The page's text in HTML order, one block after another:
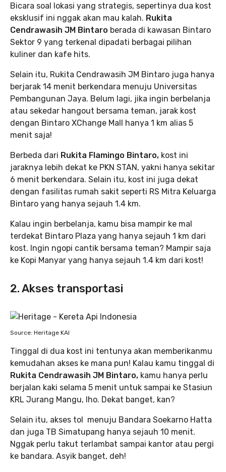
Bicara soal lokasi yang strategis, sepertinya dua kost
eksklusif ini nggak akan mau kalah. Rukita
Cendrawasih JM Bintaro berada di kawasan Bintaro
Sektor 9 yang terkenal dipadati berbagai pilihan
kuliner dan kafe hits.
Selain itu, Rukita Cendrawasih JM Bintaro juga hanya
berjarak 14 menit berkendara menuju Universitas
Pembangunan Jaya. Belum lagi, jika ingin berbelanja
atau sekedar hangout bersama teman, jarak kost
dengan Bintaro XChange Mall hanya 1 km alias 5
menit saja!
Berbeda dari Rukita Flamingo Bintaro, kost ini
jaraknya lebih dekat ke PKN STAN, yakni hanya sekitar
6 menit berkendara. Selain itu, kost ini juga dekat
dengan fasilitas rumah sakit seperti RS Mitra Keluarga
Bintaro yang hanya sejauh 1.4 km.
Kalau ingin berbelanja, kamu bisa mampir ke mal
terdekat Bintaro Plaza yang hanya sejauh 1 km dari
kost. Ingin ngopi cantik bersama teman? Mampir saja
ke Kopi Manyar yang hanya sejauh 1.4 km dari kost!
2. Akses transportasi
Source: Heritage KAI
Tinggal di dua kost ini tentunya akan memberikanmu
kemudahan akses ke mana pun! Kalau kamu tinggal di
Rukita Cendrawasih JM Bintaro, kamu hanya perlu
berjalan kaki selama 5 menit untuk sampai ke Stasiun
KRL Jurang Mangu, lho. Dekat banget, kan?
Selain itu, akses tol menuju Bandara Soekarno Hatta
dan juga TB Simatupang hanya sejauh 10 menit.
Nggak perlu takut terlambat sampai kantor atau pergi
ke bandara. Asyik banget, deh!